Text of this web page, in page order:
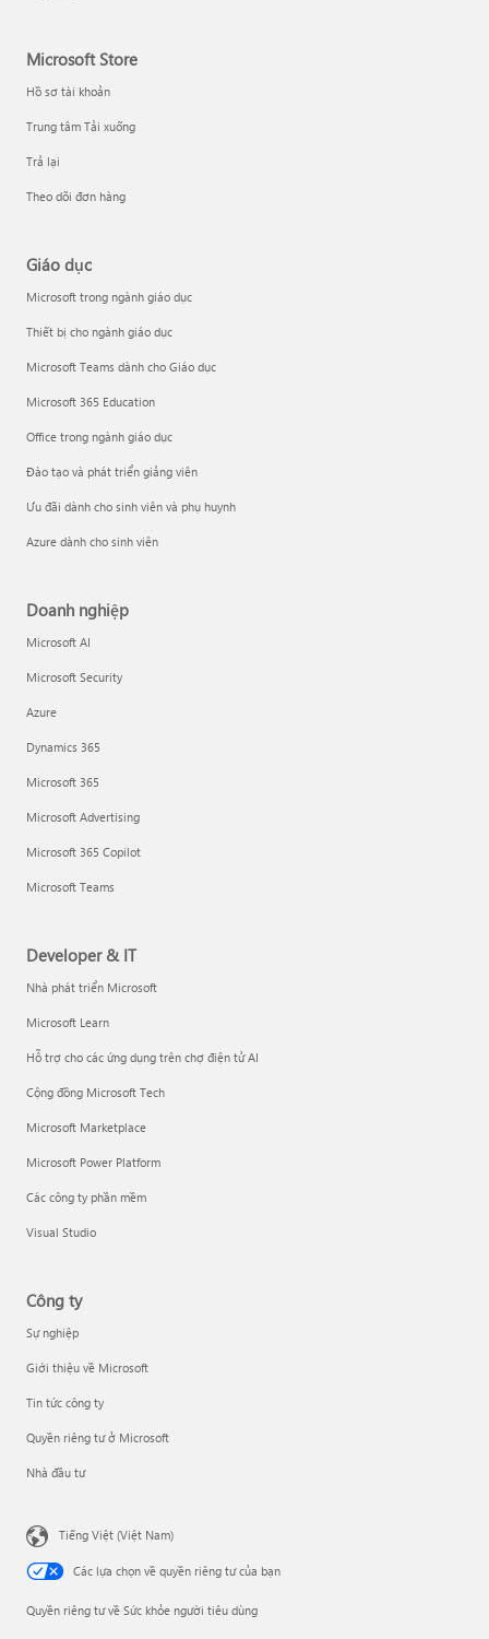
Microsoft Store
Hồ sơ tài khoản
Trung tâm Tải xuống
Trả lại
Theo dõi đơn hàng
Giáo dục
Microsoft trong ngành giáo dục
Thiết bị cho ngành giáo dục
Microsoft Teams dành cho Giáo dục
Microsoft 365 Education
Office trong ngành giáo dục
Đào tạo và phát triển giảng viên
Ưu đãi dành cho sinh viên và phụ huynh
Azure dành cho sinh viên
Doanh nghiệp
Microsoft AI
Microsoft Security
Azure
Dynamics 365
Microsoft 365
Microsoft Advertising
Microsoft 365 Copilot
Microsoft Teams
Developer & IT
Nhà phát triển Microsoft
Microsoft Learn
Hỗ trợ cho các ứng dụng trên chợ điện tử AI
Cộng đồng Microsoft Tech
Microsoft Marketplace
Microsoft Power Platform
Các công ty phần mềm
Visual Studio
Công ty
Sự nghiệp
Giới thiệu về Microsoft
Tin tức công ty
Quyền riêng tư ở Microsoft
Nhà đầu tư
Tiếng Việt (Việt Nam)
Các lựa chọn về quyền riêng tư của bạn
Quyền riêng tư về Sức khỏe người tiêu dùng